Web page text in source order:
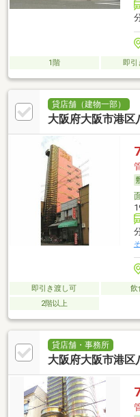
1階 即引
貸店舗（建物一部）
大阪府大阪市港区
即引き渡し可 飲
2階以上
貸店舗・事務所
大阪府大阪市港区